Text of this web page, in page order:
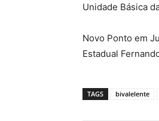
Unidade Básica
Novo Ponto em
Estadual
TAGS bivalelente